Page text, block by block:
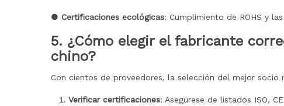
● Certificaciones ecológicas: Cumplimiento de ROHS y
5. ¿Cómo elegir el fabricante
chino?
Con cientos de proveedores, la selección del mejor socio
Verificar certificaciones: Asegúrese de listados ISO,